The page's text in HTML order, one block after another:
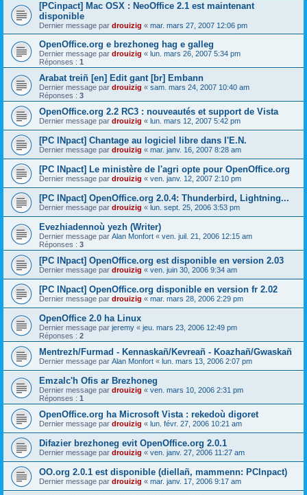
[PCinpact] Mac OSX : NeoOffice 2.1 est maintenant
disponible
Dernier message par drouizig « mar. mars 27, 2007 12:06 pm
OpenOffice.org e brezhoneg hag e galleg
Dernier message par drouizig « lun. mars 26, 2007 5:34 pm
Réponses : 1
Arabat treiñ [en] Edit gant [br] Embann
Dernier message par drouizig « sam. mars 24, 2007 10:40 am
Réponses : 3
OpenOffice.org 2.2 RC3 : nouveautés et support de Vista
Dernier message par drouizig « lun. mars 12, 2007 5:42 pm
[PC INpact] Chantage au logiciel libre dans l'E.N.
Dernier message par drouizig « mar. janv. 16, 2007 8:28 am
[PC INpact] Le ministère de l'agri opte pour OpenOffice.org
Dernier message par drouizig « ven. janv. 12, 2007 2:10 pm
[PC INpact] OpenOffice.org 2.0.4: Thunderbird, Lightning...
Dernier message par drouizig « lun. sept. 25, 2006 3:53 pm
Evezhiadennoù yezh (Writer)
Dernier message par Alan Monfort « ven. juil. 21, 2006 12:15 am
Réponses : 3
[PC INpact] OpenOffice.org est disponible en version 2.03
Dernier message par drouizig « ven. juin 30, 2006 9:34 am
[PC INpact] OpenOffice.org disponible en version fr 2.02
Dernier message par drouizig « mar. mars 28, 2006 2:29 pm
OpenOffice 2.0 ha Linux
Dernier message par jeremy « jeu. mars 23, 2006 12:49 pm
Réponses : 2
Mentrezh/Furmad - Kennaskañ/Kevreañ - Koazhañ/Gwaskañ
Dernier message par Alan Monfort « lun. mars 13, 2006 2:07 pm
Emzalc'h Ofis ar Brezhoneg
Dernier message par drouizig « ven. mars 10, 2006 2:31 pm
Réponses : 1
OpenOffice.org ha Microsoft Vista : rekedoù digoret
Dernier message par drouizig « lun. févr. 27, 2006 10:21 am
Difazier brezhoneg evit OpenOffice.org 2.0.1
Dernier message par drouizig « ven. janv. 27, 2006 11:27 am
OO.org 2.0.1 est disponible (diellañ, mammenn: PCInpact)
Dernier message par drouizig « mar. janv. 17, 2006 9:17 am